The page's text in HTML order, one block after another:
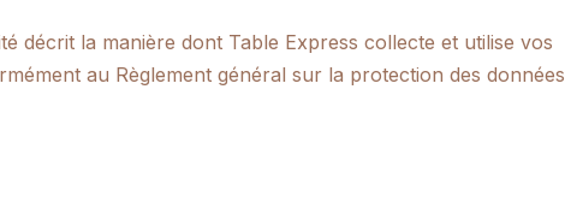
décrit la manière dont Table Express collecte et utilise vos
au Règlement général sur la protection des données